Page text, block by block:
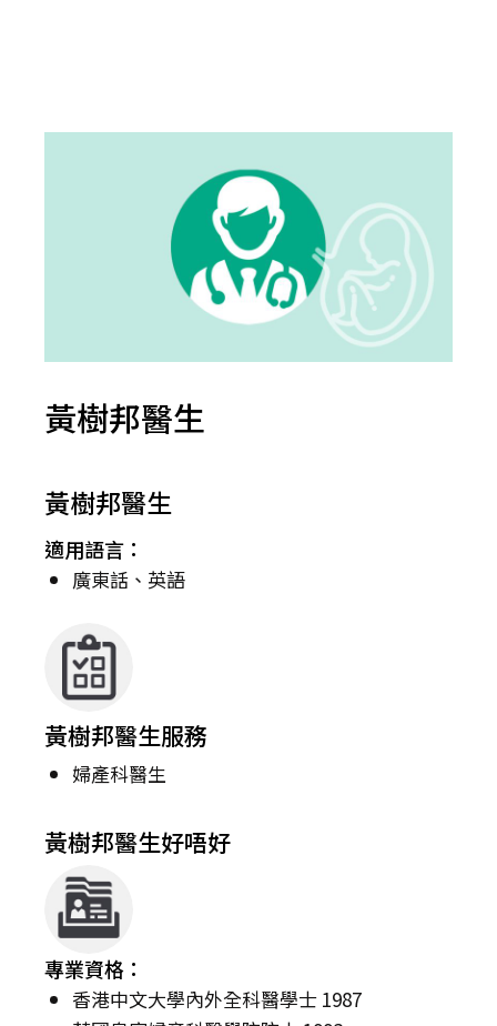
黃樹邦醫生
黃樹邦醫生
適用語言：
廣東話、英語
黃樹邦醫生服務
婦產科醫生
黃樹邦醫生好唔好
專業資格：
香港中文大學內外全科醫學士 1987